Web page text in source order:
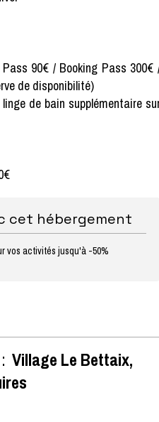
90€ / Booking Pass 300€
de disponibilité)
de bain supplémentaire
cet hébergement
vos activités jusqu'à -50%
Village Le Bettaix,